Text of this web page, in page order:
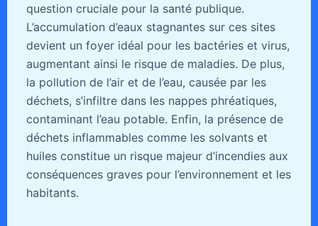
question cruciale pour la santé publique.
L’accumulation d’eaux stagnantes sur ces sites
devient un foyer idéal pour les bactéries et virus,
augmentant ainsi le risque de maladies. De plus,
la pollution de l’air et de l’eau, causée par les
déchets, s’infiltre dans les nappes phréatiques,
contaminant l’eau potable. Enfin, la présence de
déchets inflammables comme les solvants et
huiles constitue un risque majeur d’incendies aux
conséquences graves pour l’environnement et les
habitants.